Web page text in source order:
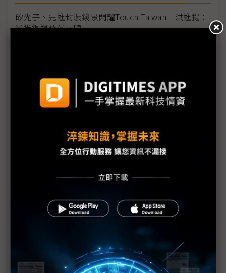
矽光子、先進封裝錢景閃耀Touch Taiwan 洪進揚：
光進銅退時代來臨
台積電：矽光子「開花結果」指日可待 產業藍圖共
三星公布矽光子量產藍圖 力拚2028年一條龍戰略追
台積電最大優勢非單點技術 黃仁勳揭「三大關鍵」
台灣首件矽光子專利訴訟 汎銓提告光焱侵權求償2
億元